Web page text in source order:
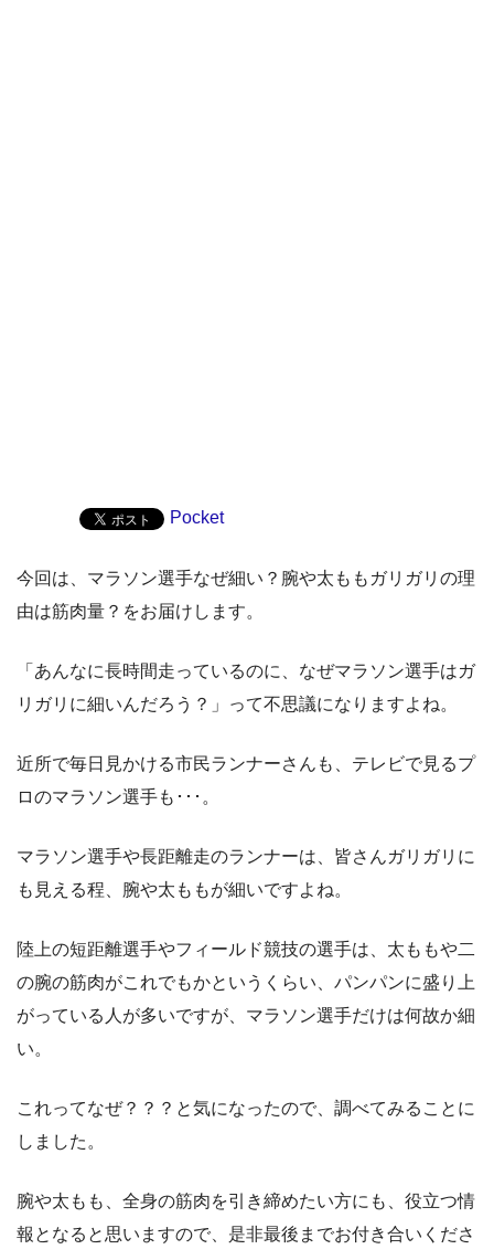
Pocket
今回は、マラソン選手なぜ細い？腕や太ももガリガリの理
由は筋肉量？をお届けします。
「あんなに長時間走っているのに、なぜマラソン選手はガ
リガリに細いんだろう？」って不思議になりますよね。
近所で毎日見かける市民ランナーさんも、テレビで見るプ
ロのマラソン選手も･･･。
マラソン選手や長距離走のランナーは、皆さんガリガリに
も見える程、腕や太ももが細いですよね。
陸上の短距離選手やフィールド競技の選手は、太ももや二
の腕の筋肉がこれでもかというくらい、パンパンに盛り上
がっている人が多いですが、マラソン選手だけは何故か細
い。
これってなぜ？？？と気になったので、調べてみることに
しました。
腕や太もも、全身の筋肉を引き締めたい方にも、役立つ情
報となると思いますので、是非最後までお付き合いくださ